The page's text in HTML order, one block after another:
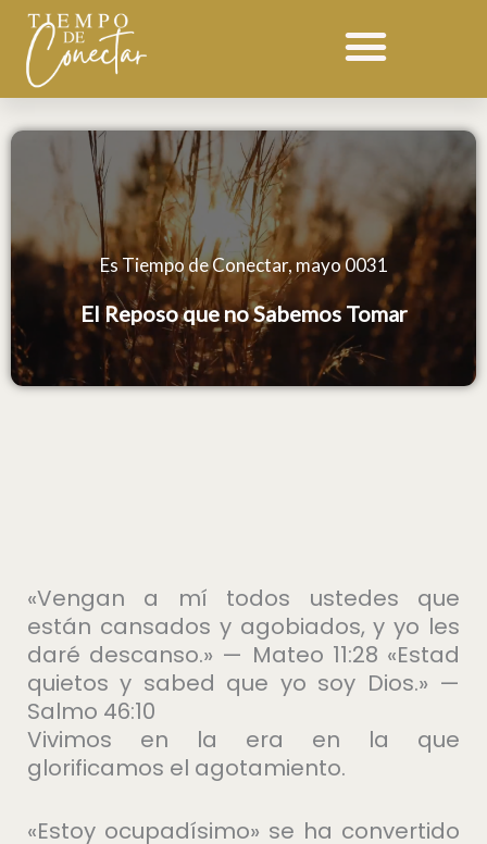
contenido
Es Tiempo de Conectar, mayo 0031
El Reposo que no Sabemos Tomar
«Vengan a mí todos ustedes que
están cansados y agobiados, y yo les
daré descanso.» — Mateo 11:28 «Estad
quietos y sabed que yo soy Dios.» —
Salmo 46:10
Vivimos en la era en la que
glorificamos el agotamiento.
«Estoy ocupadísimo» se ha convertido